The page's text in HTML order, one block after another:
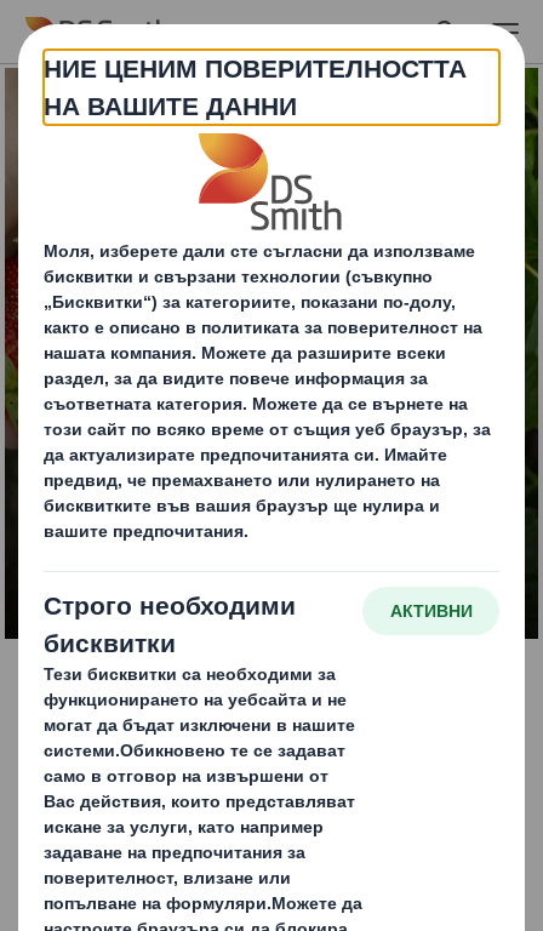
Skip to main content
Тарелки от велпапе
ВРЪЗКА С НАС
Отличен външен и
търговски вид с нашата
разнообразна гама от